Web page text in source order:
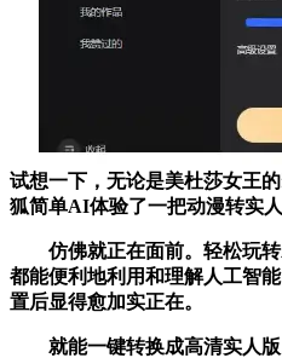
试想一下，无论是美杜莎女王
狐简单AI体验了一把动漫转实人
仿佛就正在面前。轻松玩转
都能便利地利用和理解人工智
置后显得愈加实正在。
就能一键转换成高清实人版